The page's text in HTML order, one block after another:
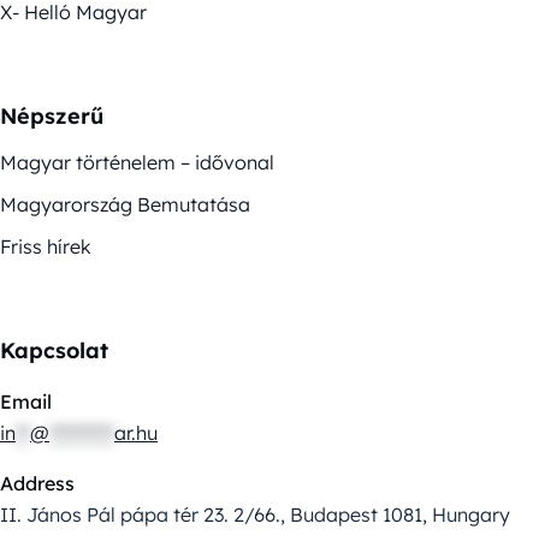
X- Helló Magyar
Népszerű
Magyar történelem – idővonal
Magyarország Bemutatása
Friss hírek
Kapcsolat
Email
in @ ar.hu
Address
II. János Pál pápa tér 23. 2/66., Budapest 1081, Hungary